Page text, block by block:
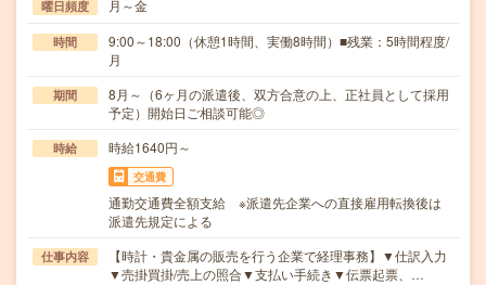
曜日頻度 月～金
時間
9:00～18:00（休憩1時間、実働8時間）■残業：5時間程度/
月
期間
8月～（6ヶ月の派遣後、双方合意の上、正社員として採用
予定）開始日ご相談可能◎
時給 時給1640円～
交通費
通勤交通費全額支給 ※派遣先企業への直接雇用転換後は
派遣先規定による
仕事内容
【時計・貴金属の販売を行う企業で経理事務】▼仕訳入力
▼売掛買掛/売上の照合▼支払い手続き▼伝票起票、…